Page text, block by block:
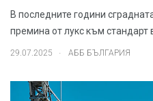
В последните години
премина от лукс към стандарт
29.07.2025 АББ БЪЛГАРИЯ